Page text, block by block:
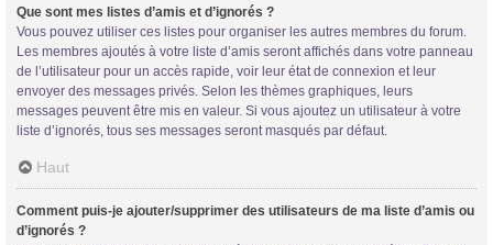
Que sont mes listes d’amis et d’ignorés ?
Vous pouvez utiliser ces listes pour organiser les autres membres du forum.
Les membres ajoutés à votre liste d’amis seront affichés dans votre panneau
de l’utilisateur pour un accès rapide, voir leur état de connexion et leur
envoyer des messages privés. Selon les thèmes graphiques, leurs
messages peuvent être mis en valeur. Si vous ajoutez un utilisateur à votre
liste d’ignorés, tous ses messages seront masqués par défaut.
Haut
Comment puis-je ajouter/supprimer des utilisateurs de ma liste d’amis ou
d’ignorés ?